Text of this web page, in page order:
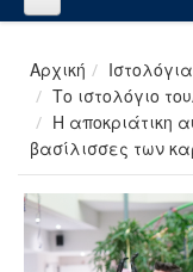
Αρχική
Ιστολόγια
Το ιστολόγιο
Η αποκριάτικη
βασίλισσες των